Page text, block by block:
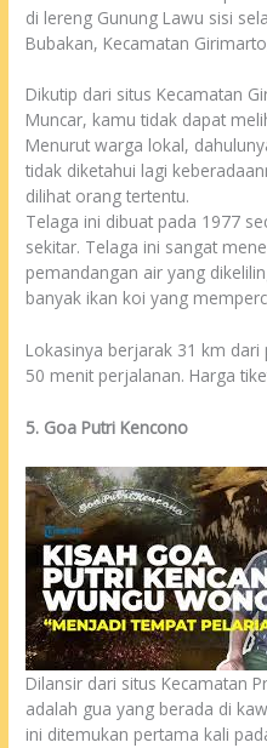
di lereng Gunung Lawu sisi
Bubakan, Kecamatan
Dikutip dari situs Kecamatan
Muncar, kamu tidak dapat
Menurut warga lokal,
tidak diketahui lagi
dilihat orang tertentu.
Telaga ini dibuat pada 1977
sekitar. Telaga ini sangat
pemandangan air yang
banyak ikan koi yang
Lokasinya berjarak 31 km
50 menit perjalanan. Harga
5. Goa Putri Kencono
Dilansir dari situs Kecamatan
adalah gua yang berada di
ini ditemukan pertama kali